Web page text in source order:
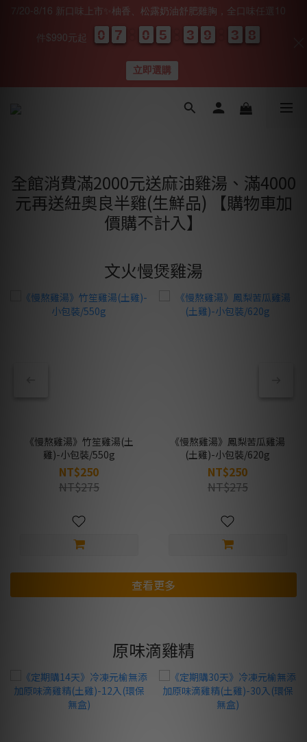
全館消費滿2000元送麻油雞湯、滿4000
元再送紐奧良半雞(生鮮品) 【購物車加
價購不計入】
文火慢煲雞湯
《慢熬雞湯》竹笙雞湯(土
雞)-小包裝/550g
NT$250
NT$275
《慢熬雞湯》鳳梨苦瓜雞湯
(土雞)-小包裝/620g
NT$250
NT$275
查看更多
原味滴雞精
7/20-8/16 新口味上市✨柚香、松露奶油舒肥雞胸，全口味任選10
件$990元起 0
0
0
0 7
7
7
7 0
0
0
0 5
5
5
5 3
3
3
3 9
9
9
9 3
3
3
3 0
0
8
8
7
立即選購